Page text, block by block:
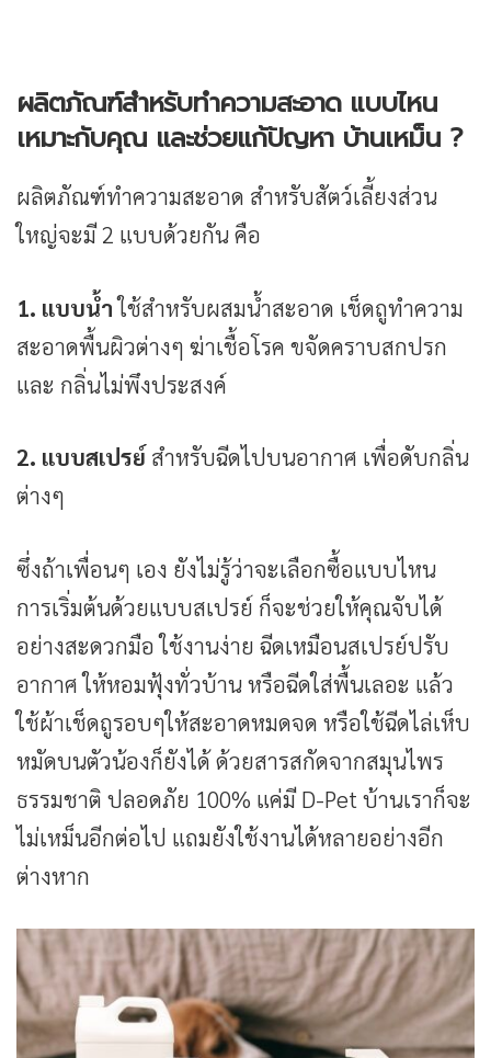
ผลิตภัณฑ์สำหรับทำความสะอาด แบบไหน
เหมาะกับคุณ และช่วยแก้ปัญหา บ้านเหม็น ?
ผลิตภัณฑ์ทำความสะอาด สำหรับสัตว์เลี้ยงส่วน
ใหญ่จะมี 2 แบบด้วยกัน คือ
1. แบบน้ำใช้สำหรับผสมน้ำสะอาด เช็ดถูทำความ
สะอาดพื้นผิวต่างๆ ฆ่าเชื้อโรค ขจัดคราบสกปรก
และ กลิ่นไม่พึงประสงค์
2. แบบสเปรย์ สำหรับฉีดไปบนอากาศ เพื่อดับกลิ่น
ต่างๆ
ซึ่งถ้าเพื่อนๆ เอง ยังไม่รู้ว่าจะเลือกซื้อแบบไหน
การเริ่มต้นด้วยแบบสเปรย์ ก็จะช่วยให้คุณจับได้
อย่างสะดวกมือ ใช้งานง่าย ฉีดเหมือนสเปรย์ปรับ
อากาศ ให้หอมฟุ้งทั่วบ้าน หรือฉีดใส่พื้นเลอะ แล้ว
ใช้ผ้าเช็ดถูรอบๆให้สะอาดหมดจด หรือใช้ฉีดไล่เห็บ
หมัดบนตัวน้องก็ยังได้ ด้วยสารสกัดจากสมุนไพร
ธรรมชาติ ปลอดภัย 100% แค่มี D-Pet บ้านเราก็จะ
ไม่เหม็นอีกต่อไป แถมยังใช้งานได้หลายอย่างอีก
ต่างหาก